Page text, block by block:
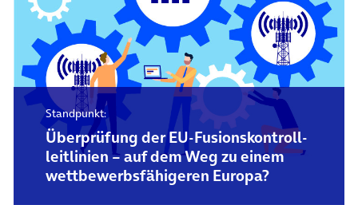
Standpunkt:
Überprüfung der EU-Fusions­kontroll­
leitlinien – auf dem Weg zu einem
wettbewerbs­fähigeren Europa?